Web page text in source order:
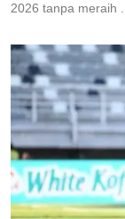
2026 tanpa meraih ...